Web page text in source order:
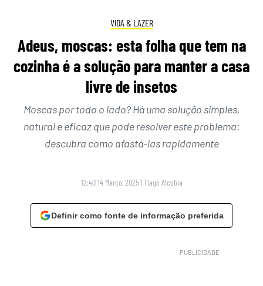
VIDA & LAZER
Adeus, moscas: esta folha que tem na
cozinha é a solução para manter a casa
livre de insetos
Moscas por todo o lado? Há uma solução simples,
natural e eficaz que pode resolver este problema:
descubra como afastá-las rapidamente
12:40 14 Março, 2025 |Tiago Alcobia
Definir como fonte de informação preferida